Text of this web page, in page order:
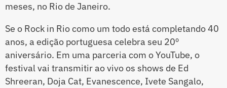
meses, no Rio de Janeiro.
Se o Rock in Rio como um todo está completando 40
anos, a edição portuguesa celebra seu 20º
aniversário. Em uma parceria com o YouTube, o
festival vai transmitir ao vivo os shows de Ed
Shreeran, Doja Cat, Evanescence, Ivete Sangalo,